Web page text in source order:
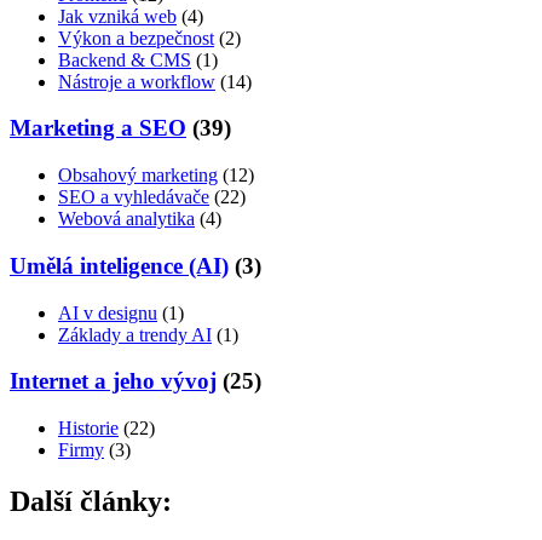
Jak vzniká web (4)
Výkon a bezpečnost (2)
Backend & CMS (1)
Nástroje a workflow (14)
Marketing a SEO (39)
Obsahový marketing (12)
SEO a vyhledávače (22)
Webová analytika (4)
Umělá inteligence (AI) (3)
AI v designu (1)
Základy a trendy AI (1)
Internet a jeho vývoj (25)
Historie (22)
Firmy (3)
Další články: